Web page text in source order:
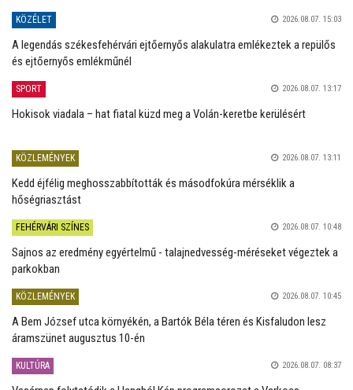
KÖZÉLET 2026.08.07. 15:03
A legendás székesfehérvári ejtőernyős alakulatra emlékeztek a repülős
és ejtőernyős emlékműnél
SPORT 2026.08.07. 13:17
Hokisok viadala – hat fiatal küzd meg a Volán-keretbe kerülésért
KÖZLEMÉNYEK 2026.08.07. 13:11
Kedd éjfélig meghosszabbították és másodfokúra mérséklik a
hőségriasztást
FEHÉRVÁRI SZÍNES 2026.08.07. 10:48
Sajnos az eredmény egyértelmű - talajnedvesség-méréseket végeztek a
parkokban
KÖZLEMÉNYEK 2026.08.07. 10:45
A Bem József utca környékén, a Bartók Béla téren és Kisfaludon lesz
áramszünet augusztus 10-én
KULTÚRA 2026.08.07. 08:37